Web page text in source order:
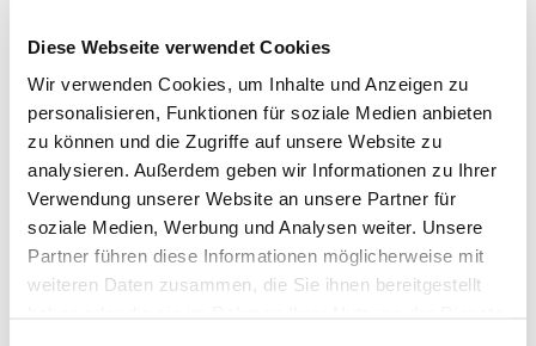
Diese Webseite verwendet Cookies
Wir verwenden Cookies, um Inhalte und Anzeigen zu
personalisieren, Funktionen für soziale Medien anbieten
zu können und die Zugriffe auf unsere Website zu
analysieren. Außerdem geben wir Informationen zu Ihrer
Verwendung unserer Website an unsere Partner für
soziale Medien, Werbung und Analysen weiter. Unsere
Partner führen diese Informationen möglicherweise mit
weiteren Daten zusammen, die Sie ihnen bereitgestellt
mehr sehen können. Weil wir uns an der Farbe satt
gesehen haben. Weil es zu wenig Abwechslung
ist und man immer das gleiche “Beinkleid” an hat.
Weil andere vielleicht denken: “Die hat auch immer
die gleiche Buxe an”.
Was nun? Umfärben, fragten bereits einige
Damen… würde ich keinesfalls tun! Es kann dem
Gestrick schaden und dann geht die Farbe nicht